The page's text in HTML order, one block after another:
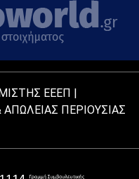
ΕΕΕΠ |
ΠΕΡΙΟΥΣΙΑΣ